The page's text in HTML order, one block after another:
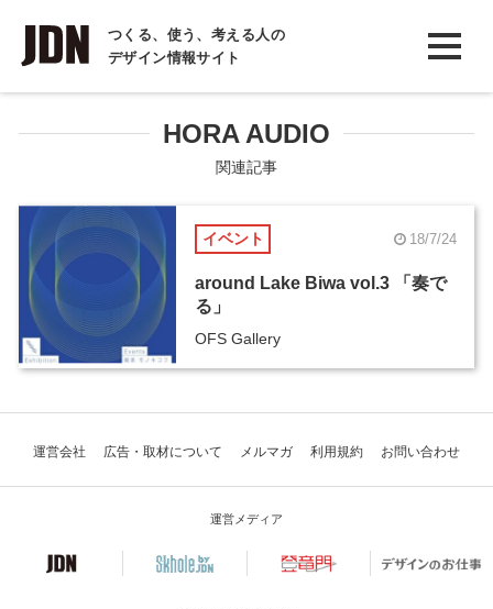
つくる、使う、考える人の
デザイン情報サイト
INTERVIEW
インタビュー
REPORT
COLUMN
HORA AUDIO
関連記事
イベント 18/7/24
around Lake Biwa vol.3 「奏で
る」
OFS Gallery
運営会社 広告・取材について メルマガ 利用規約 お問い合わせ
運営メディア